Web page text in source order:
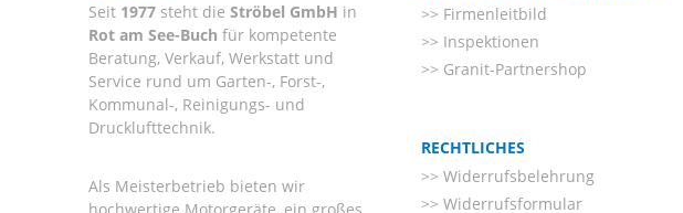
Seit 1977 steht die Ströbel GmbH in
Rot am See-Buch für kompetente
Beratung, Verkauf, Werkstatt und
Service rund um Garten-, Forst-,
Kommunal-, Reinigungs- und
Drucklufttechnik.
Als Meisterbetrieb bieten wir
Firmenleitbild
Inspektionen
Granit-Partnershop
RECHTLICHES
Widerrufsbelehrung
Widerrufsformular